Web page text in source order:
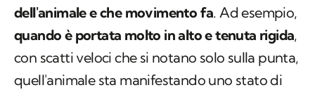
dell'animale e che movimento fa. Ad esempio,
quando è portata molto in alto e tenuta rigida,
con scatti veloci che si notano solo sulla punta,
quell'animale sta manifestando uno stato di